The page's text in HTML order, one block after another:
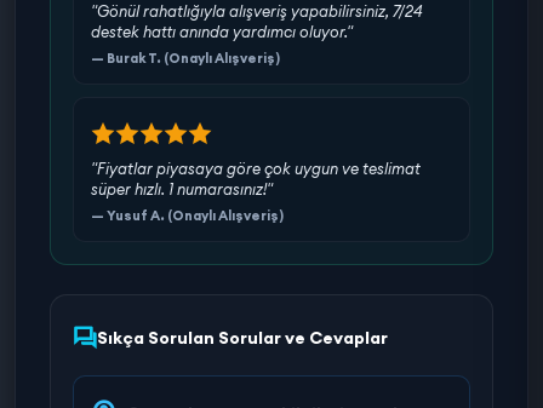
"Gönül rahatlığıyla alışveriş yapabilirsiniz, 7/24
destek hattı anında yardımcı oluyor."
— Burak T. (Onaylı Alışveriş)
"Fiyatlar piyasaya göre çok uygun ve teslimat
süper hızlı. 1 numarasınız!"
— Yusuf A. (Onaylı Alışveriş)
Sıkça Sorulan Sorular ve Cevaplar